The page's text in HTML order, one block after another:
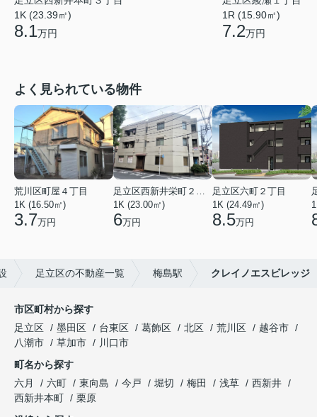
1K (23.39㎡)
8.1万円
1R (15.90㎡)
7.2万円
よく見られている物件
荒川区町屋４丁目
1K (16.50㎡)
3.7万円
1K (23.00㎡)
6万円
足立区六町２丁目
1K (24.49㎡)
8.5万円
足立区の不動産一覧 梅島駅 クレイノエスビレッジ
市区町村から探す
足立区
墨田区 台東区 葛飾区 北区 荒川区
越谷市
八潮市
草加市
川口市
町名から探す
六月
六町 東向島 今戸 堀切 梅田 浅草
西新井
西新井本町
栗原